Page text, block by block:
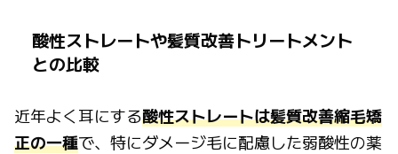
酸性ストレートや髪質改善トリートメント
との比較
近年よく耳にする酸性ストレートは髪質改善縮毛矯
正の一種で、特にダメージ毛に配慮した弱酸性の薬